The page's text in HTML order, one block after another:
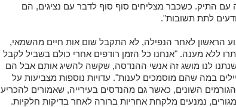
עם התיק. כשכבר מצליחים סוף סוף לדבר עם נציגים, הם
לתת תשובות".
הראשון לאחר הנפילה, לא התקבל שום אות חיים מהשמאי,
ללא מענה. "אנחנו כל הזמן רודפים אחרי כולם בשביל לקבל
לנו מושג זה אנשי ההנדסה, שקשה להשיג אותם אבל הם
במה שהם מוסמכים לענות". עדויות נוספות מצביעות על
הגורמים השונים, כאשר גם מהנדסים בעירייה, שאמורים להכריע
נמנעים מלקחת אחריות ברורה לאחר בדיקות חלקיות.